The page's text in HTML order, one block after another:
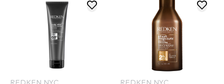
REDKEN NYC REDKEN NYC